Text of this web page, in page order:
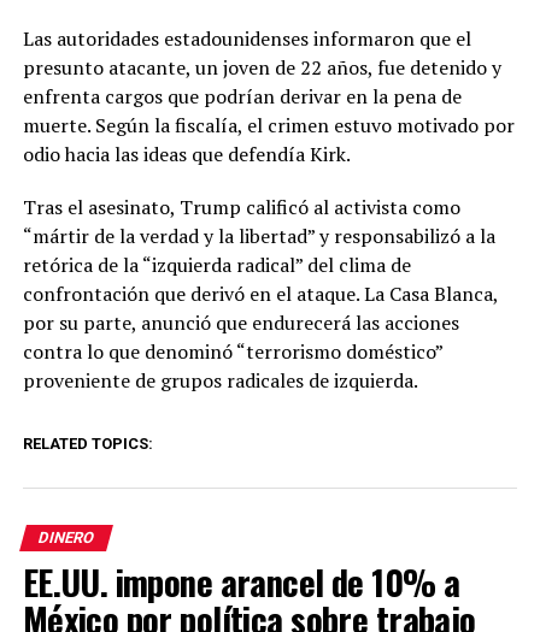
Las autoridades estadounidenses informaron que el
presunto atacante, un joven de 22 años, fue detenido y
enfrenta cargos que podrían derivar en la pena de
muerte. Según la fiscalía, el crimen estuvo motivado por
odio hacia las ideas que defendía Kirk.
Tras el asesinato, Trump calificó al activista como
“mártir de la verdad y la libertad” y responsabilizó a la
retórica de la “izquierda radical” del clima de
confrontación que derivó en el ataque. La Casa Blanca,
por su parte, anunció que endurecerá las acciones
contra lo que denominó “terrorismo doméstico”
proveniente de grupos radicales de izquierda.
RELATED TOPICS:
DINERO
EE.UU. impone arancel de 10% a
México por política sobre trabajo